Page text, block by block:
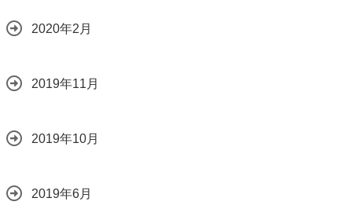
2020年2月
2019年11月
2019年10月
2019年6月